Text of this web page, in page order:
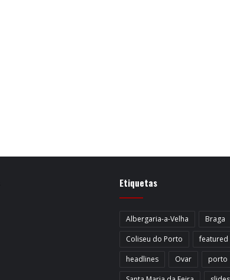
Etiquetas
Albergaria-a-Velha
Braga
Coliseu do Porto
featured
headlines
Ovar
porto